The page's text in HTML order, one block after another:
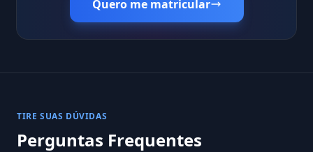
Quero me matricular
TIRE SUAS DÚVIDAS
Perguntas Frequentes